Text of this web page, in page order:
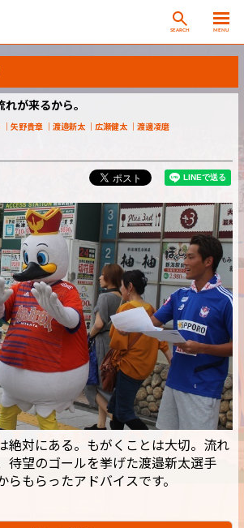
SEARCH MENU
が来るから。
矢野貴章 渡邉新太 広瀬健太 渡邊凌磨
絶対にある。もがくことは大切。流れ
待望のゴールを挙げた渡邉新太選手
らもらったアドバイスです。